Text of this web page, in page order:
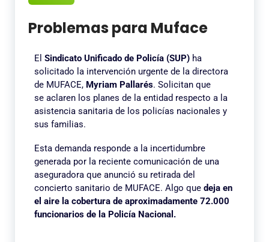
Problemas para Muface
El Sindicato Unificado de Policía (SUP) ha
solicitado la intervención urgente de la directora
de MUFACE, Myriam Pallarés. Solicitan que
se aclaren los planes de la entidad respecto a la
asistencia sanitaria de los policías nacionales y
sus familias.
Esta demanda responde a la incertidumbre
generada por la reciente comunicación de una
aseguradora que anunció su retirada del
concierto sanitario de MUFACE. Algo que deja en
el aire la cobertura de aproximadamente 72.000
funcionarios de la Policía Nacional.